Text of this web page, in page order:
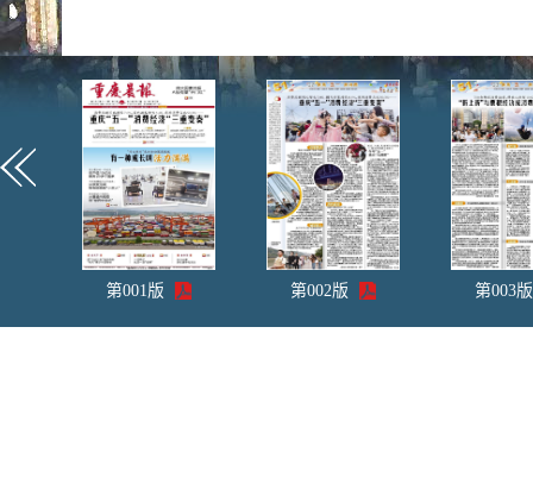
第001版 第002版 第003版